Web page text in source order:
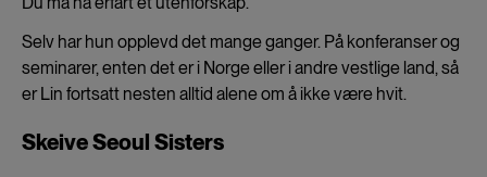
Selv har hun opplevd det mange ganger. På konferanser og
seminarer, enten det er i Norge eller i andre vestlige land, så
er Lin fortsatt nesten alltid alene om å ikke være hvit.
Skeive Seoul Sisters